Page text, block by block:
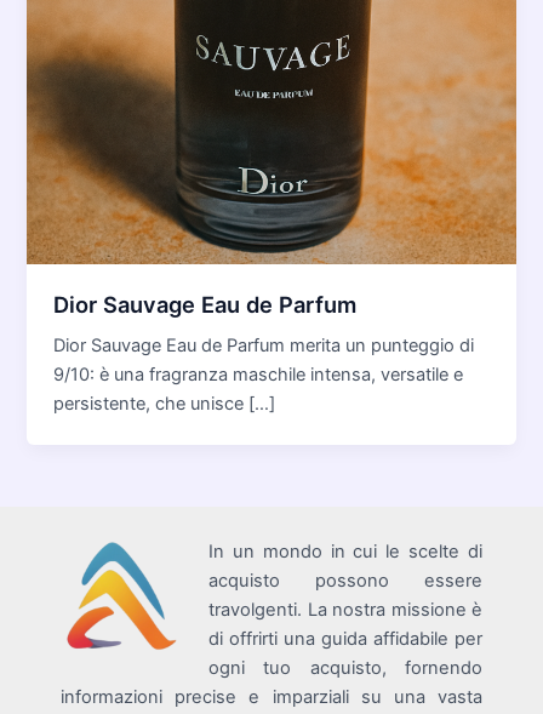
Dior Sauvage Eau de Parfum
Dior Sauvage Eau de Parfum merita un punteggio di
9/10: è una fragranza maschile intensa, versatile e
persistente, che unisce […]
In un mondo in cui le scelte di
acquisto possono essere
travolgenti. La nostra missione è
di offrirti una guida affidabile per
ogni tuo acquisto, fornendo
informazioni precise e imparziali su una vasta